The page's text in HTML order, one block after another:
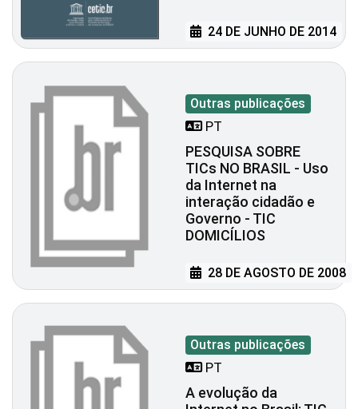
24 DE JUNHO DE 2014
Outras publicações
PT
PESQUISA SOBRE
TICs NO BRASIL - Uso
da Internet na
interação cidadão e
Governo - TIC
DOMICÍLIOS
28 DE AGOSTO DE 2008
Outras publicações
PT
A evolução da